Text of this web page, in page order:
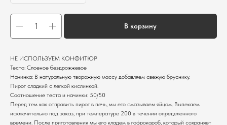
В корзину
НЕ ИСПОЛЬЗУЕМ КОНФИТЮР
Тесто: Слоеное бездрожжевое
Начинка: В натуральную творожную массу добавляем свежую бруснику.
Пирог сладкий с легкой кислинкой.
Соотношение теста и начинки: 50/50
Перед тем как отправить пирог в печь, мы его смазываем яйцом. Выпекаем
исключительно под заказ, при температуре 200 в течении определенного
времени. После приготовления мы его кладем в гофрокороб, который сохраняет